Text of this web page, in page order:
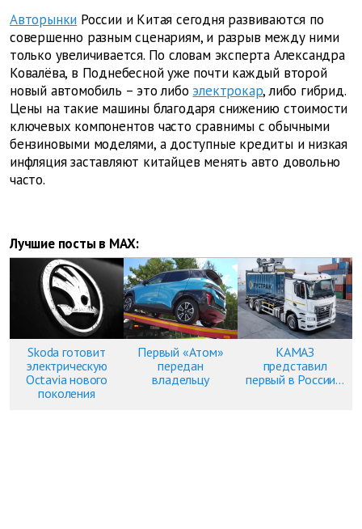
Авторынки России и Китая сегодня развиваются по
совершенно разным сценариям, и разрыв между ними
только увеличивается. По словам эксперта Александра
Ковалёва, в Поднебесной уже почти каждый второй
новый автомобиль – это либо электрокар, либо гибрид.
Цены на такие машины благодаря снижению стоимости
ключевых компонентов часто сравнимы с обычными
бензиновыми моделями, а доступные кредиты и низкая
инфляция заставляют китайцев менять авто довольно
часто.
Лучшие посты в MAX:
Skoda готовит
электрическую
Octavia нового
поколения
Первый «Атом»
передан
владельцу
КАМАЗ
представил
первый в России...